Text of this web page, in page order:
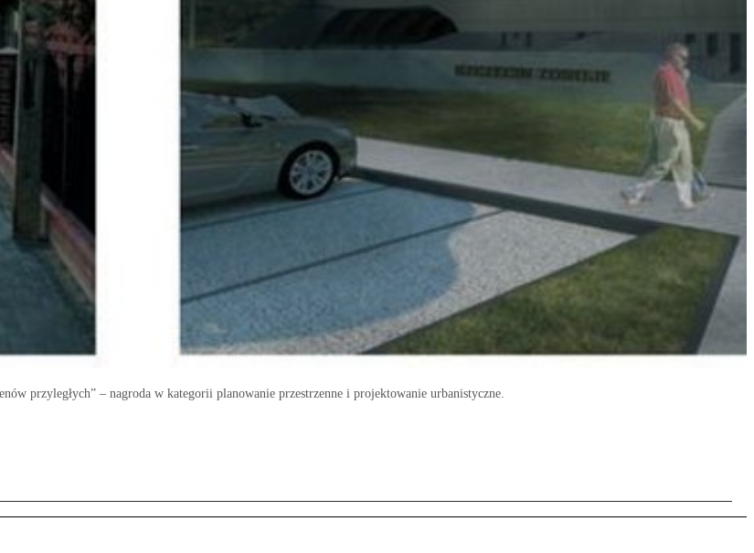
przyległych” – nagroda w kategorii planowanie przestrzenne i projektowanie urbanistyczne.